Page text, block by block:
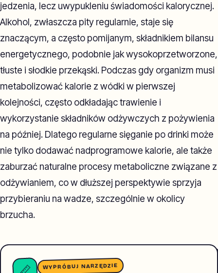
jedzenia, lecz uwypukleniu świadomości kalorycznej.
Alkohol, zwłaszcza pity regularnie, staje się
znaczącym, a często pomijanym, składnikiem bilansu
energetycznego, podobnie jak wysokoprzetworzone,
tłuste i słodkie przekąski. Podczas gdy organizm musi
metabolizować kalorie z wódki w pierwszej
kolejności, często odkładając trawienie i
wykorzystanie składników odżywczych z pożywienia
na później. Dlatego regularne sięganie po drinki może
nie tylko dodawać nadprogramowe kalorie, ale także
zaburzać naturalne procesy metaboliczne związane z
odżywianiem, co w dłuższej perspektywie sprzyja
przybieraniu na wadze, szczególnie w okolicy
brzucha.
WYPRÓBUJ NARZĘDZIE